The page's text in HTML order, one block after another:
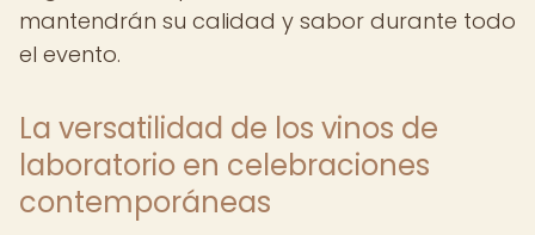
mantendrán su calidad y sabor durante todo
el evento.
La versatilidad de los vinos de
laboratorio en celebraciones
contemporáneas